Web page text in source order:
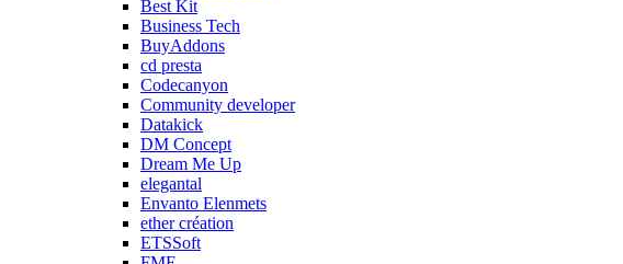
Best Kit
Business Tech
BuyAddons
cd presta
Codecanyon
Community developer
Datakick
DM Concept
Dream Me Up
elegantal
Envanto Elenmets
ether création
ETSSoft